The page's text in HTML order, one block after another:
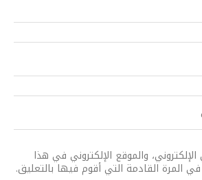
والموقع الإلكتروني في هذا
المرة القادمة التي أقوم فيها بالتعليق.